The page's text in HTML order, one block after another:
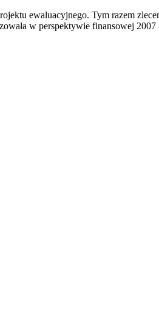
ewaluacyjnego. Tym razem
w perspektywie finansowej 2007